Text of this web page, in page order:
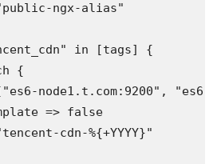
ngx-alias"
in [tags] {
{
node1.t.com:9200", "es6-
=> false
cdn-%{+YYYY}"